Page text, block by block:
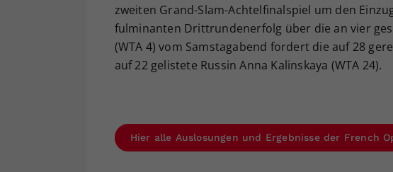
zweiten Grand-Slam-Achtelfinalspiel um den
fulminanten Drittrundenerfolg über die an vier
(WTA 4) vom Samstagabend fordert die auf 28
auf 22 gelistete Russin Anna Kalinskaya (WTA 24).
Hier alle Auslosungen und Ergebnisse der French